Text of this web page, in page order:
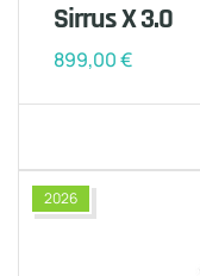
Sirrus X 3.0
899,00€
2026